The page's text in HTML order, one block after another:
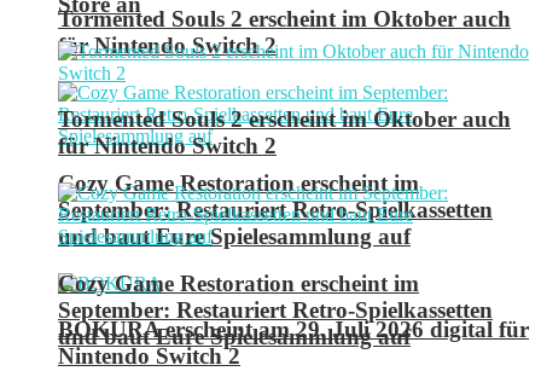
Tormented Souls 2 erscheint im Oktober auch
für Nintendo Switch 2
Cozy Game Restoration erscheint im
September: Restauriert Retro-Spielkassetten
und baut Eure Spielesammlung auf
BOKURA erscheint am 29. Juli 2026 digital für
Nintendo Switch 2
Tormented Souls 2 erscheint im Oktober auch
für Nintendo Switch 2
Cozy Game Restoration erscheint im
September: Restauriert Retro-Spielkassetten
und baut Eure Spielesammlung auf